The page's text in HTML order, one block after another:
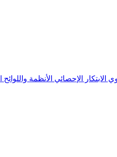
الابتكار الإحصائي الأنظمة واللوائح